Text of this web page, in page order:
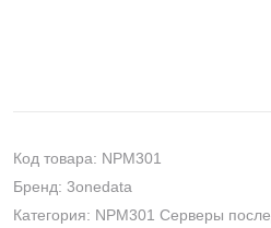
Код товара: NPM301
Бренд: 3onedata
Категория: NPM301 Серверы